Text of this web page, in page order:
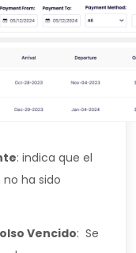
: indica que el
ha sido
Vencido: Se